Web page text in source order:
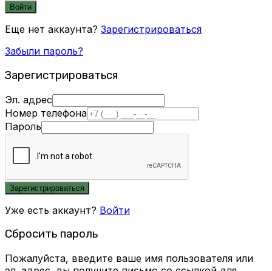
Войти
Еще нет аккаунта? Зарегистрироваться
Забыли пароль?
Зарегистрироваться
Эл. адрес
Номер телефона
Пароль
Зарегистрироваться
Уже есть аккаунт? Войти
Сбросить пароль
Пожалуйста, введите ваше имя пользователя или